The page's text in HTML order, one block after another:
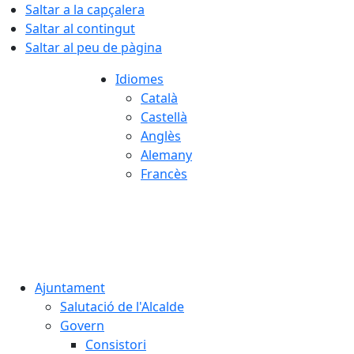
Saltar a la capçalera
Saltar al contingut
Saltar al peu de pàgina
Idiomes
Català
Castellà
Anglès
Alemany
Francès
Ajuntament
Salutació de l'Alcalde
Govern
Consistori